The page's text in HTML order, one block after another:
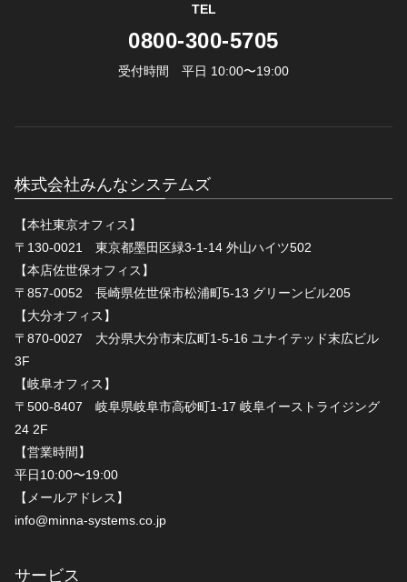
TEL
0800-300-5705
受付時間 平日 10:00〜19:00
株式会社みんなシステムズ
【本社東京オフィス】
〒130-0021 東京都墨田区緑3-1-14 外山ハイツ502
【本店佐世保オフィス】
〒857-0052 長崎県佐世保市松浦町5-13 グリーンビル205
【大分オフィス】
〒870-0027 大分県大分市末広町1-5-16 ユナイテッド末広ビル
3F
【岐阜オフィス】
〒500-8407 岐阜県岐阜市高砂町1-17 岐阜イーストライジング
24 2F
【営業時間】
平日10:00〜19:00
【メールアドレス】
info@minna-systems.co.jp
サービス